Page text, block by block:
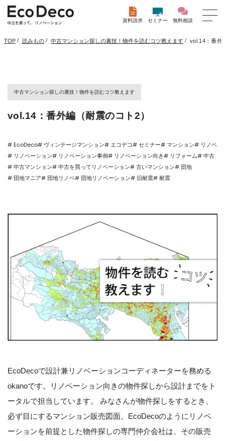
資料請求 セミナー 無料相談
TOP / 読みもの / 中古マンション探しの裏技！物件を読むコツ教えます / vol.14：番外
中古マンション探しの裏技！物件を読むコツ教えます
vol.14：番外編（耐震のコト2）
# EcoDeco# ヴィンテージマンション# エコデコ# セミナー# マンション# リノベ
# リノベーション# リノベーション事例# リノベーション向き# リフォーム# 中古
# 中古マンション# 中古を買ってリノベーション# 古いマンション# 団地
# 団地マニア# 団地リノベ# 団地リノベーション# 旧耐震# 耐震
EcoDecoで設計兼リノベーションコーディネーターを務める
okanoです。リノベーション向きの物件探しから設計までをト
ータルで担当しています。 みなさんが物件探しをするとき、
必ず目にするマンション販売図面。EcoDecoのようにリノベ
ーションを前提とした物件探しの専門仲介会社は、その販売